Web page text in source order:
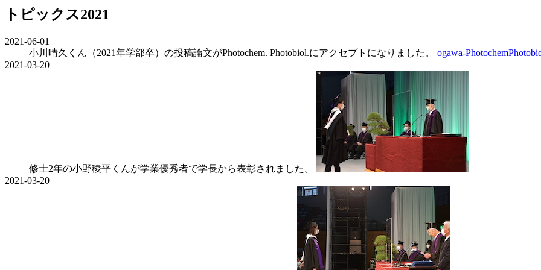
トピックス2021
2021-06-01
小川晴久くん（2021年学部卒）の投稿論文がPhotochem. Photobiol.にアクセプトになりました。 ogawa-
2021-03-20
修士2年の小野稜平くんが学業優秀者で学長から表彰されました。
2021-03-20